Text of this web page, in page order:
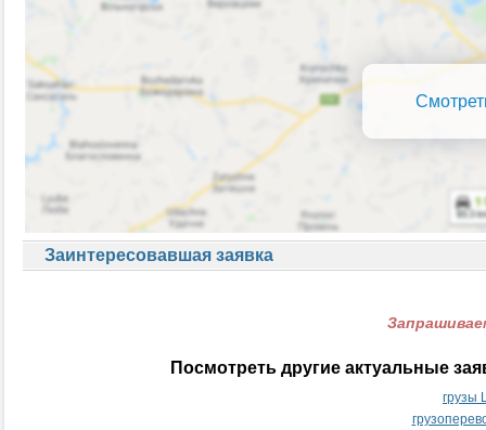
Заинтересовавшая заявка
Посмотреть другие актуальные
грузы